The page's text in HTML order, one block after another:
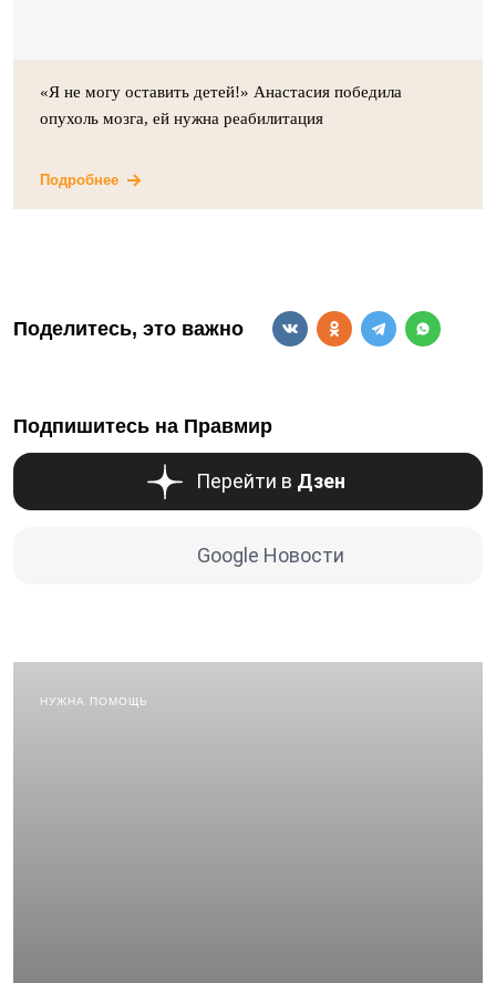
«Я не могу оставить детей!» Анастасия победила
опухоль мозга, ей нужна реабилитация
Подробнее
Поделитесь, это важно
Подпишитесь на Правмир
Перейти в Дзен
Google Новости
НУЖНА ПОМОЩЬ